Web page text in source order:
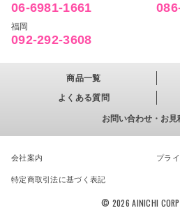
06-6981-1661
福岡
092-292-3608
商品一覧
よくある質問
お問い合わせ・お見
会社案内 プラ
特定商取引法に基づく表記
© 2026 AINICHI